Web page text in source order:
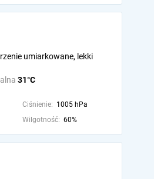
31°C
umiarkowane, lekki
Ciśnienie: 1005 hPa
Wilgotność: 60%